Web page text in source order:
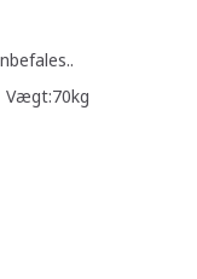
Vægt:70kg